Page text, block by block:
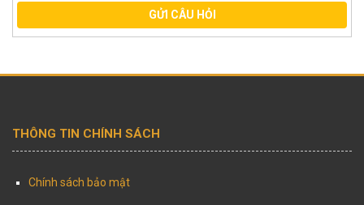
GỬI CÂU HỎI
THÔNG TIN CHÍNH SÁCH
Chính sách bảo mật